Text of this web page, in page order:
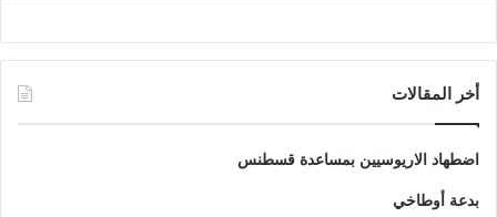
أخر المقالات
اضطهاد الاريوسيين بمساعدة قسطنس
بدعة أوطاخي